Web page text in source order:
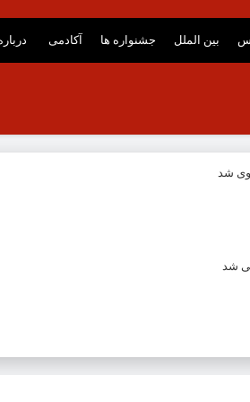
بین الملل جشنواره ها آکادمی
شد
شد